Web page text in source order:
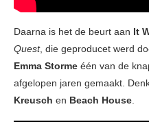
Daarna is het de beurt aan It
Quest, die geproducet werd
Emma Storme één van de
afgelopen jaren gemaakt.
Kreusch en Beach House